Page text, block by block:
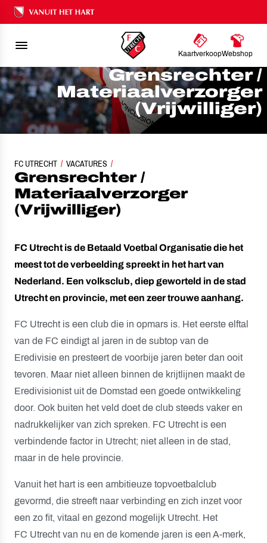
Ons nalatenschap
KaartverkoopWebshop
Grensrechter /
Materiaalverzorger
(Vrijwilliger)
FC UTRECHT VACATURES
GRENSRECHTER / MATERIAALVERZORGER
Grensrechter /
Materiaalverzorger
(Vrijwilliger)
FC Utrecht is de Betaald Voetbal Organisatie die het
meest tot de verbeelding spreekt in het hart van
Nederland. Een volksclub, diep geworteld in de stad
Utrecht en provincie, met een zeer trouwe aanhang.
FC Utrecht is een club die in opmars is. Het eerste elftal
van de FC eindigt al jaren in de subtop van de
Eredivisie en presteert de voorbije jaren beter dan ooit
tevoren. Maar niet alleen binnen de krijtlijnen maakt de
Eredivisionist uit de Domstad een goede ontwikkeling
door. Ook buiten het veld doet de club steeds vaker en
nadrukkelijker van zich spreken. FC Utrecht is een
verbindende factor in Utrecht; niet alleen in de stad,
maar in de hele provincie.
Vanuit het hart is een ambitieuze topvoetbalclub
gevormd, die streeft naar verbinding en zich inzet voor
een zo fit, vitaal en gezond mogelijk Utrecht. Het
FC Utrecht van nu en de komende jaren is een A-merk,